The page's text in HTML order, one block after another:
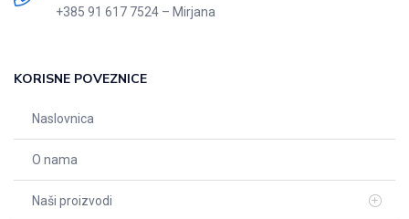
+385 91 617 7524 – Mirjana
KORISNE POVEZNICE
Naslovnica
O nama
Naši proizvodi